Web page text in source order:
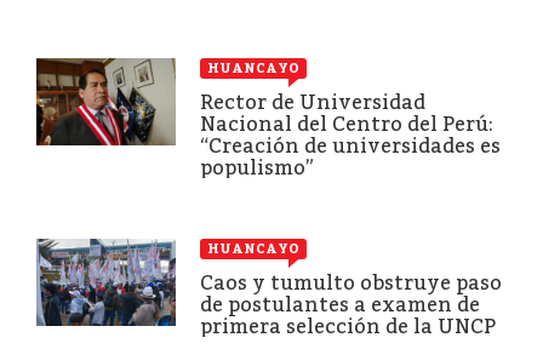
HUANCAYO
Rector de Universidad
Nacional del Centro del Perú:
“Creación de universidades es
populismo”
HUANCAYO
Caos y tumulto obstruye paso
de postulantes a examen de
primera selección de la UNCP